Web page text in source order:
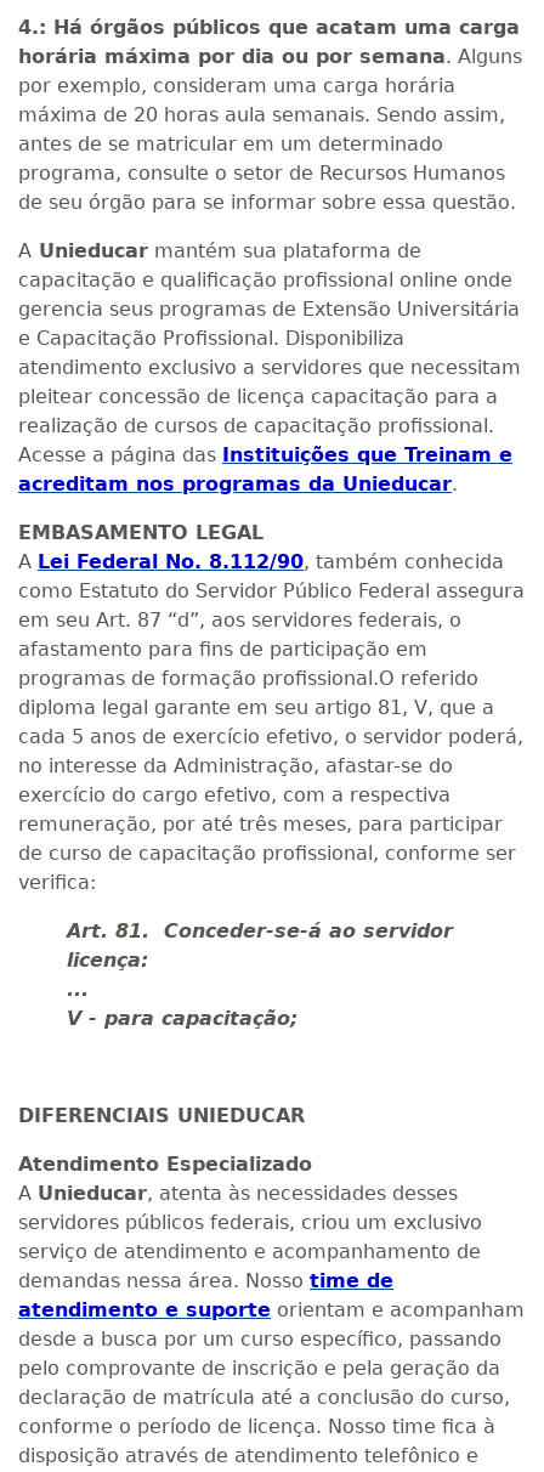
4.: Há órgãos públicos que acatam uma carga
horária máxima por dia ou por semana. Alguns
por exemplo, consideram uma carga horária
máxima de 20 horas aula semanais. Sendo assim,
antes de se matricular em um determinado
programa, consulte o setor de Recursos Humanos
de seu órgão para se informar sobre essa questão.
A Unieducar mantém sua plataforma de
capacitação e qualificação profissional online onde
gerencia seus programas de Extensão Universitária
e Capacitação Profissional. Disponibiliza
atendimento exclusivo a servidores que necessitam
pleitear concessão de licença capacitação para a
realização de cursos de capacitação profissional.
Acesse a página das Instituições que Treinam e
acreditam nos programas da Unieducar.
EMBASAMENTO LEGAL
A Lei Federal No. 8.112/90, também conhecida
como Estatuto do Servidor Público Federal assegura
em seu Art. 87 “d”, aos servidores federais, o
afastamento para fins de participação em
programas de formação profissional.O referido
diploma legal garante em seu artigo 81, V, que a
cada 5 anos de exercício efetivo, o servidor poderá,
no interesse da Administração, afastar-se do
exercício do cargo efetivo, com a respectiva
remuneração, por até três meses, para participar
de curso de capacitação profissional, conforme ser
verifica:
Art. 81. Conceder-se-á ao servidor
licença:
...
V - para capacitação;
DIFERENCIAIS UNIEDUCAR
Atendimento Especializado
A Unieducar, atenta às necessidades desses
servidores públicos federais, criou um exclusivo
serviço de atendimento e acompanhamento de
demandas nessa área. Nosso time de
atendimento e suporte orientam e acompanham
desde a busca por um curso específico, passando
pelo comprovante de inscrição e pela geração da
declaração de matrícula até a conclusão do curso,
conforme o período de licença. Nosso time fica à
disposição através de atendimento telefônico e